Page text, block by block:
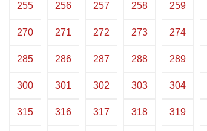
255 256 257 258 259
270 271 272 273 274
285 286 287 288 289
300 301 302 303 304
315 316 317 318 319